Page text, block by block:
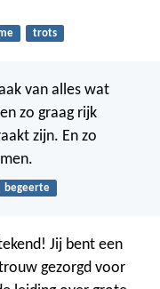
trots
van alles wat
zo graag rijk
zijn. En zo
begeerte
Jij bent een
gezorgd voor